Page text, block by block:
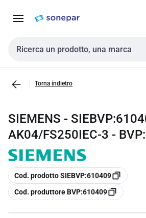
navigazione alla
Cerca input
Torna indietro
SIEMENS -
AK04/FS250IEC-3 -
copia
Cod. prodotto SIEBVP:610409
copia
Cod. produttore BVP:610409